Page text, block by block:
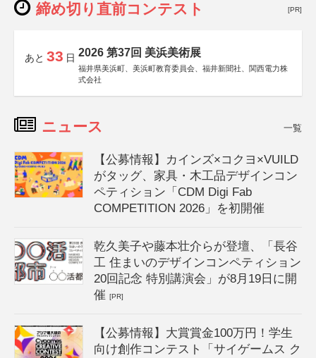
締め切り直前コンテスト [PR]
あと 33 日 2026 第37回 美浜美術展
福井県美浜町、美浜町教育委員会、福井新聞社、関西電力株
式会社
ニュース 一覧
【公募情報】カインズ×コクヨ×VUILD
がタッグ、家具・木工品デザインコン
ペティション「CDM Digi Fab
COMPETITION 2026」を初開催
乾久美子や藤本壮介らが登壇、「長谷
工 住まいのデザインコンペティション
20回記念 特別講演会」が8月19日に開
催[PR]
【公募情報】大賞賞金100万円！学生
向け創作コンテスト「サイゲームス ク